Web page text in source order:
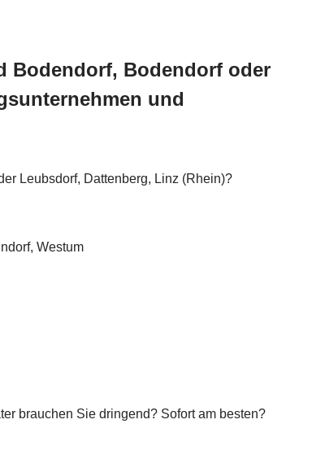
Bodendorf, Bodendorf oder
und
Leubsdorf, Dattenberg, Linz (Rhein)?
Westum
brauchen Sie dringend? Sofort am besten?